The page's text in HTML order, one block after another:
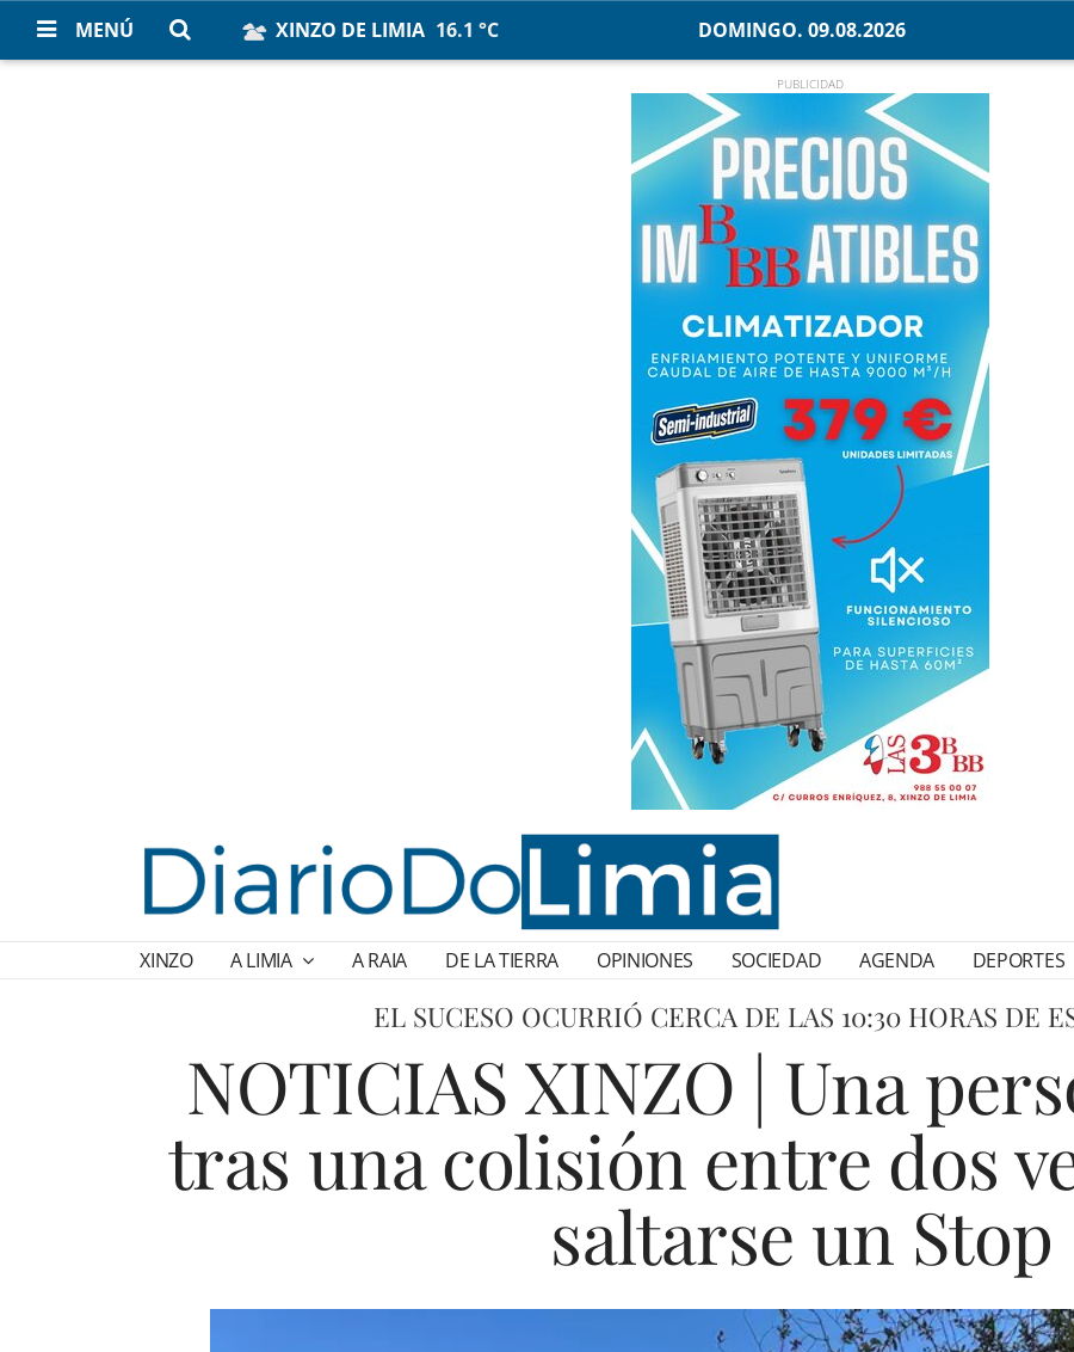
MENÚ XINZO DE LIMIA 16.1 °C DOMINGO. 09.08.2026
XINZO A LIMIA A RAIA DE LA TIERRA OPINIONES SOCIEDAD AGENDA DEPORTES
EL SUCESO OCURRIÓ CERCA DE LAS 10:30 HORAS DE
NOTICIAS XINZO | Una
tras una colisión entre dos
saltarse un Stop